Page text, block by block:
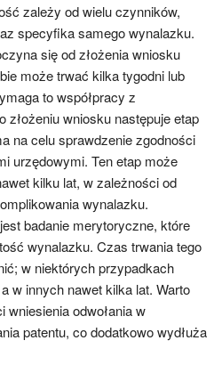
zależy od wielu czynników,
specyfika samego wynalazku.
się od złożenia wniosku
może trwać kilka tygodni lub
to współpracy z
złożeniu wniosku następuje etap
na celu sprawdzenie zgodności
urzędowymi. Ten etap może
kilku lat, w zależności od
wynalazku.
badanie merytoryczne, które
wynalazku. Czas trwania tego
w niektórych przypadkach
w innych nawet kilka lat. Warto
odwołania w
patentu, co dodatkowo wydłuża